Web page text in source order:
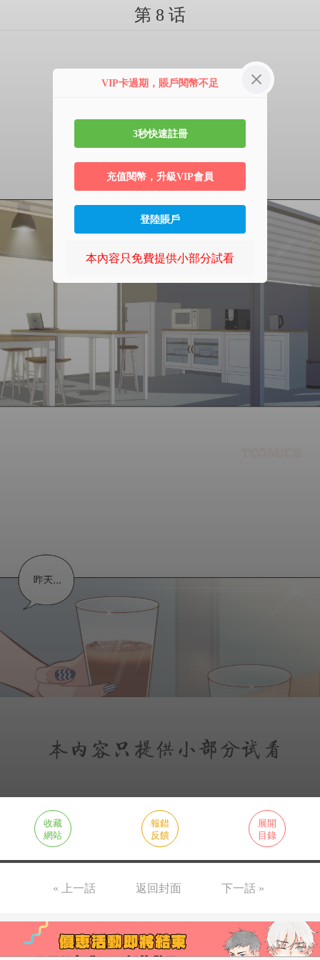
第 8 话
收藏
網站
報錯
反饋
展開
目錄
« 上一話 返回封面 下一話 »
VIP卡過期，賬戶閱幣不足
3秒快速註冊
充值閱幣，升級VIP會員
登陸賬戶
本內容只免費提供小部分試看